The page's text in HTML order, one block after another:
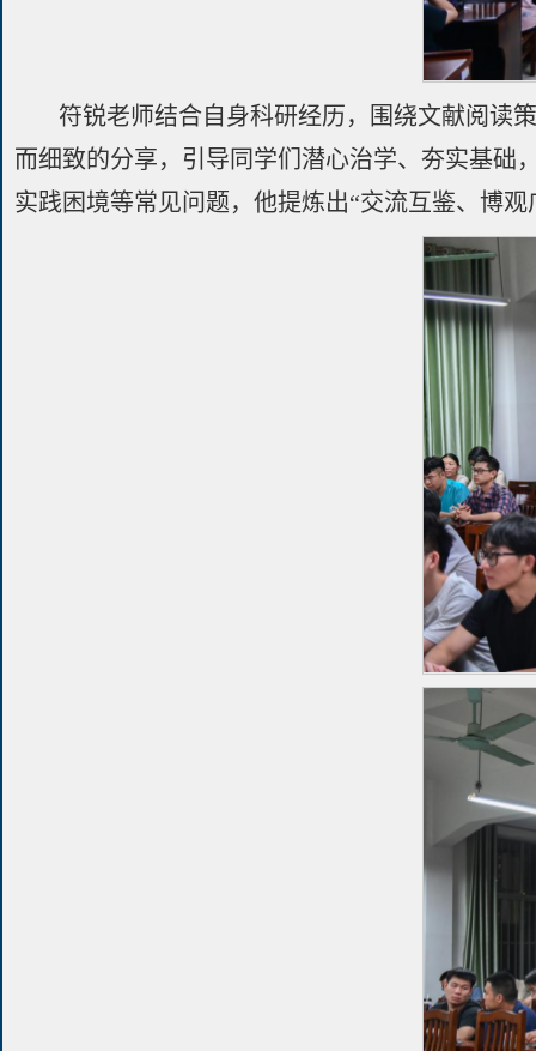
符锐老师结合自身科研经历，围绕文献阅读
而细致的分享，引导同学们潜心治学、夯实基础
实践困境等常见问题，他提炼出“交流互鉴、博